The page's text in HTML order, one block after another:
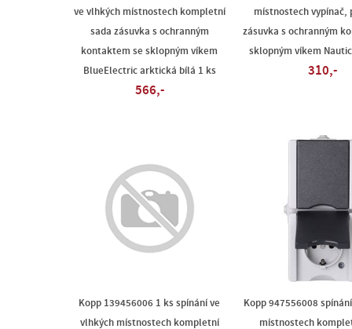
ve vlhkých místnostech kompletní
sada zásuvka s ochranným
kontaktem se sklopným víkem
BlueElectric arktická bílá 1 ks
566,-
místnostech vypínač,
zásuvka s ochranným
sklopným víkem
310,-
Kopp 139456006 1 ks spínání ve
vlhkých místnostech kompletní
Kopp 947556008
místnostech